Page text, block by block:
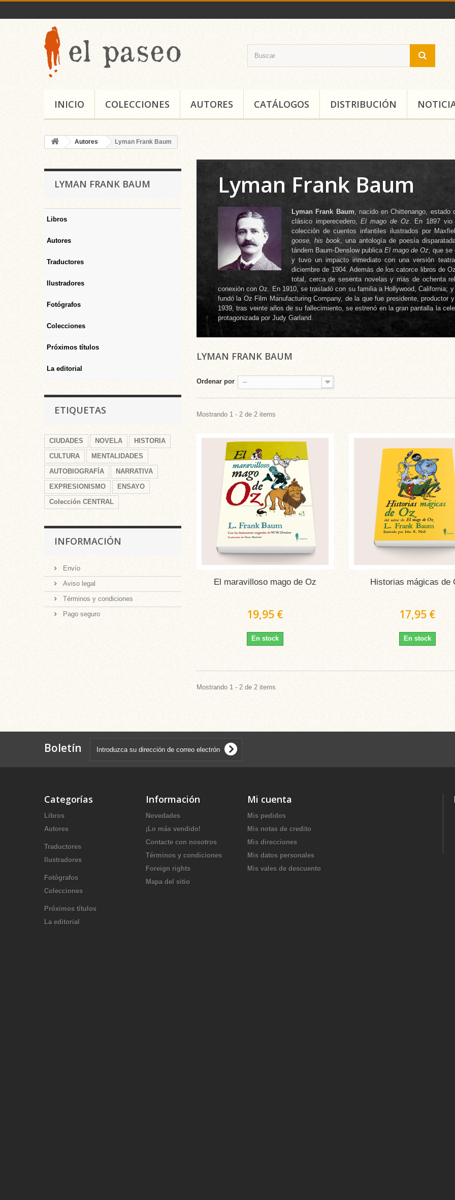
INICIO COLECCIONES AUTORES CATÁLOGOS DISTRIBUCIÓN
Autores Lyman Frank Baum
LYMAN FRANK BAUM
Libros
Autores
Traductores
Ilustradores
Fotógrafos
Colecciones
Próximos títulos
La editorial
ETIQUETAS
CIUDADES NOVELA
HISTORIA
CULTURA
MENTALIDADES
AUTOBIOGRAFÍA
NARRATIVA
EXPRESIONISMO
ENSAYO
Colección CENTRAL
INFORMACIÓN
Envío
Aviso legal
Términos y condiciones
Pago seguro
Lyman Frank Baum
Lyman Frank Baum, nacido en Chittenango,
clásico imperecedero,El mago de Oz. En 1897 vio
colección de cuentos infantiles ilustrados por
goose, his book, una antología de poesía
tándem Baum-Denslow publica El mago de Oz, que se
y tuvo un impacto inmediato con una versión
diciembre de 1904. Además de los catorce libros de
total, cerca de sesenta novelas y más de ochenta
conexión con Oz. En 1910, se trasladó con su familia a Hollywood, California;
fundó la Oz Film Manufacturing Company, de la que fue presidente,
1939, tras veinte años de su fallecimiento, se estrenó en la gran pantalla la
protagonizada por Judy Garland.
LYMAN FRANK BAUM
Ordenar por --
Mostrando 1 - 2 de 2 items
El maravilloso mago de Oz
19,95 €
En stock
Historias mágicas de
17,95 €
En stock
Mostrando 1 - 2 de 2 items
Boletín
Categorías
Libros
Autores
Traductores
Ilustradores
Fotógrafos
Colecciones
Próximos títulos
La editorial
Información
Novedades
¡Lo más vendido!
Contacte con nosotros
Términos y condiciones
Foreign rights
Mapa del sitio
Mi cuenta
Mis pedidos
Mis notas de credito
Mis direcciones
Mis datos personales
Mis vales de descuento